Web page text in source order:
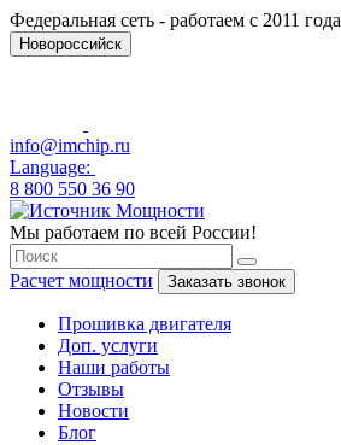
Федеральная сеть - работаем с 2011 года
Новороссийск
info@imchip.ru
Language:
8 800 550 36 90
Мы работаем по всей России!
Расчет мощности Заказать звонок
Прошивка двигателя
Доп. услуги
Наши работы
Отзывы
Новости
Блог